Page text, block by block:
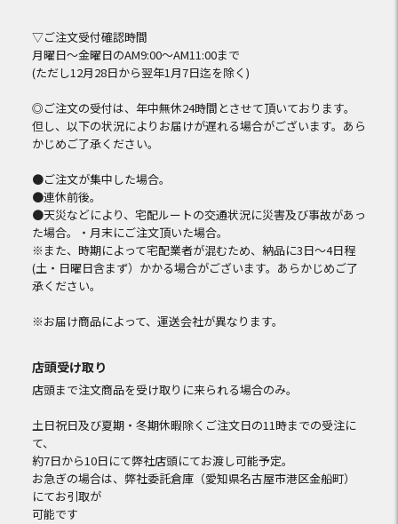
▽ご注文受付確認時間
月曜日～金曜日のAM9:00～AM11:00まで
(ただし12月28日から翌年1月7日迄を除く)
◎ご注文の受付は、年中無休24時間とさせて頂いております。
但し、以下の状況によりお届けが遅れる場合がございます。あら
かじめご了承ください。
●ご注文が集中した場合。
●連休前後。
●天災などにより、宅配ルートの交通状況に災害及び事故があっ
た場合。・月末にご注文頂いた場合。
※また、時期によって宅配業者が混むため、納品に3日～4日程
(土・日曜日含まず）かかる場合がございます。あらかじめご了
承ください。
※お届け商品によって、運送会社が異なります。
店頭受け取り
店頭まで注文商品を受け取りに来られる場合のみ。
土日祝日及び夏期・冬期休暇除くご注文日の11時までの受注に
て、
約7日から10日にて弊社店頭にてお渡し可能予定。
お急ぎの場合は、弊社委託倉庫（愛知県名古屋市港区金船町）
にてお引取が
可能です